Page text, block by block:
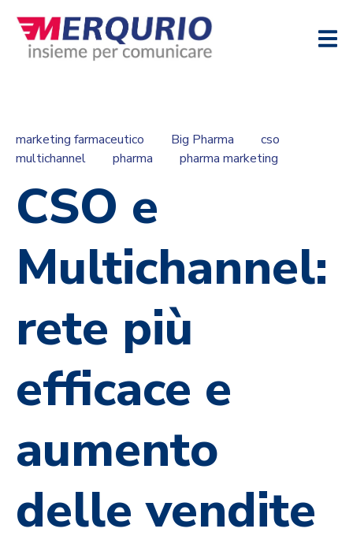
marketing farmaceutico Big Pharma
cso
multichannel
pharma pharma marketing
CSO e
Multichannel:
rete più
efficace e
aumento
delle vendite